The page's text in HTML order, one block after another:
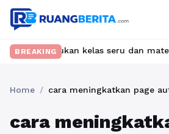
BREAKINGkelas seru dan materi
Home / cara meningkatkan page
cara